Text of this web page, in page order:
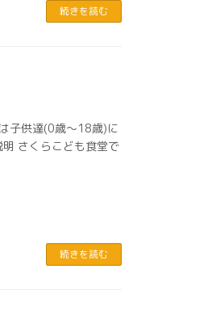
続きを読む
子供達(0歳～18歳)に
さくらこども食堂で
続きを読む